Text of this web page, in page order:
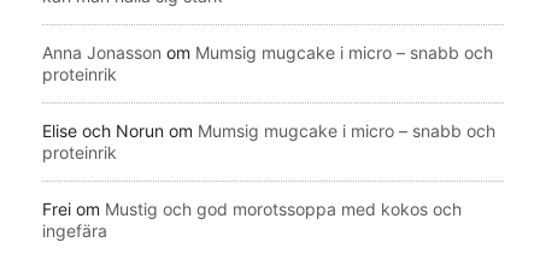
Anna Jonasson om Mumsig mugcake i micro – snabb och
proteinrik
Elise och Norun om Mumsig mugcake i micro – snabb och
proteinrik
Frei om Mustig och god morotssoppa med kokos och
ingefära